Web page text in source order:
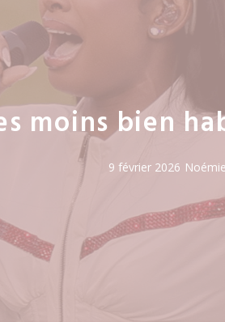
moins bien
9 février 2026